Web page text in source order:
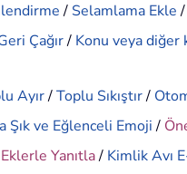
/ Selamlama Ekle/
Çağır/ Konu veya diğer
Ayır/Toplu Sıkıştır/
Şık ve Eğlenceli Emoji/
Yanıtla/ Kimlik Avı